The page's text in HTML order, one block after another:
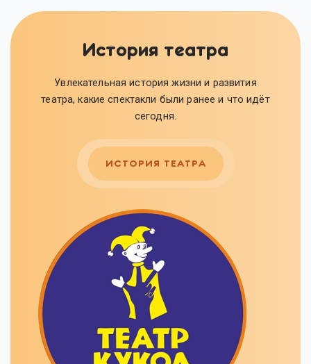
История театра
Увлекательная история жизни и развития
театра, какие спектакли были ранее и что идёт
сегодня.
ИСТОРИЯ ТЕАТРА